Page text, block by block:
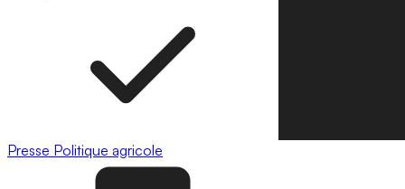
Presse Politique agricole